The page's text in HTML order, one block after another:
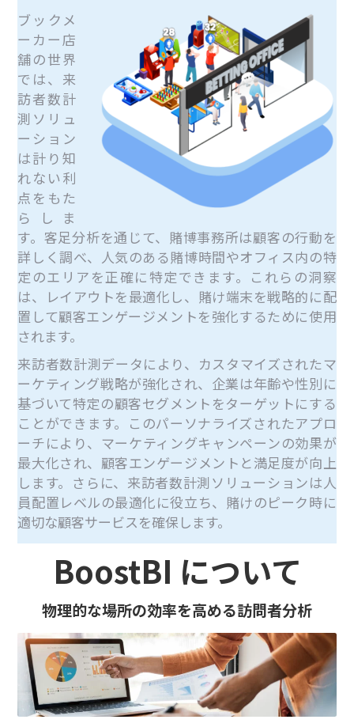
ブックメ
ーカー店
舗の世界
では、来
訪者数計
測ソリュ
ーション
は計り知
れない利
点をもた
らしま
す。客足分析を通じて、賭博事務所は顧客の行動を
詳しく調べ、人気のある賭博時間やオフィス内の特
定のエリアを正確に特定できます。これらの洞察
は、レイアウトを最適化し、賭け端末を戦略的に配
置して顧客エンゲージメントを強化するために使用
されます。
来訪者数計測データにより、カスタマイズされたマ
ーケティング戦略が強化され、企業は年齢や性別に
基づいて特定の顧客セグメントをターゲットにする
ことができます。このパーソナライズされたアプロ
ーチにより、マーケティングキャンペーンの効果が
最大化され、顧客エンゲージメントと満足度が向上
します。さらに、来訪者数計測ソリューションは人
員配置レベルの最適化に役立ち、賭けのピーク時に
適切な顧客サービスを確保します。
BoostBI について
物理的な場所の効率を高める訪問者分析